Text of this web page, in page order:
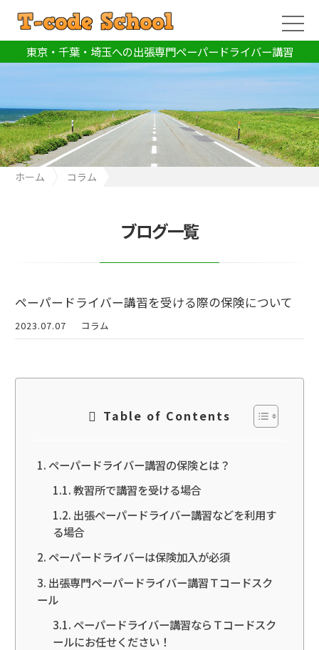
東京・千葉・埼玉への出張専門ペーパードライバー講習
ホーム
コラム
ブログ一覧
ペーパードライバー講習を受ける際の保険について
2023.07.07 コラム
Table of Contents
ペーパードライバー講習の保険とは？
教習所で講習を受ける場合
出張ペーパードライバー講習などを利用す
る場合
ペーパードライバーは保険加入が必須
出張専門ペーパードライバー講習Ｔコードスク
ール
ペーパードライバー講習ならＴコードスク
ールにお任せください！